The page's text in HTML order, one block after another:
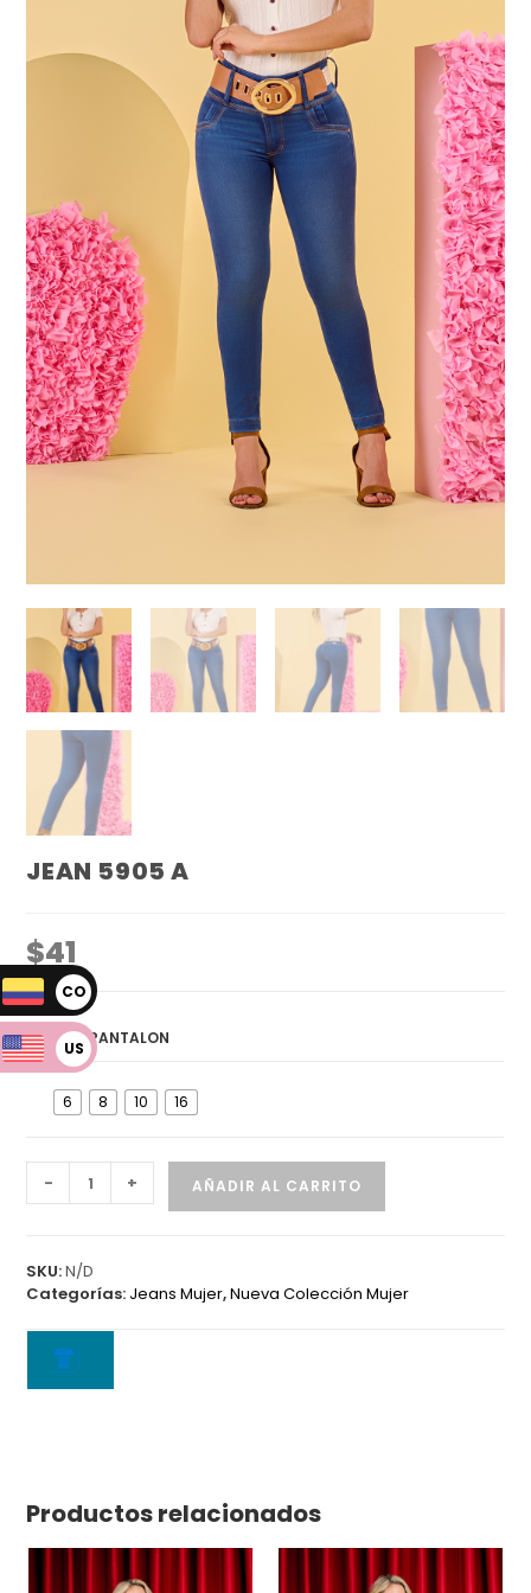
JEAN 5905 A
$41
TALLA PANTALON
6 8 10 16
5905
- + AÑADIR AL CARRITO
SKU:N/D
Categorías: Jeans Mujer,Nueva Colección Mujer
Productos relacionados
CO
P
US
D